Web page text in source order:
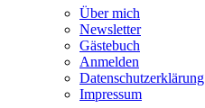
Über mich
Newsletter
Gästebuch
Anmelden
Datenschutzerklärung
Impressum